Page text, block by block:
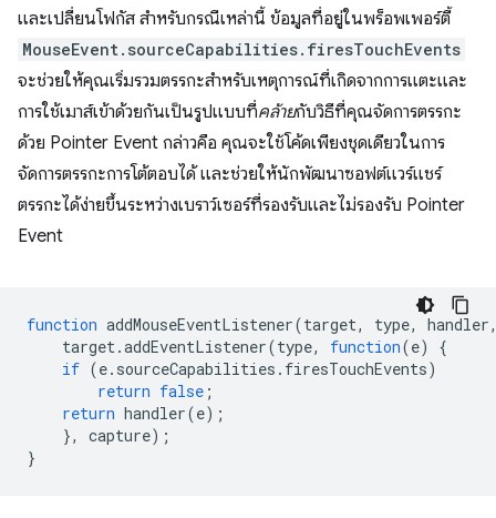
และเปลี่ยนโฟกัส สําหรับกรณีเหล่านี้ ข้อมูลที่อยู่ในพร็อพเพอร์ตี้
MouseEvent.sourceCapabilities.firesTouchEvents
จะช่วยให้คุณเริ่มรวมตรรกะสําหรับเหตุการณ์ที่เกิดจากการแตะและ
การใช้เมาส์เข้าด้วยกันเป็นรูปแบบที่คล้ายกับวิธีที่คุณจัดการตรรกะ
ด้วย Pointer Event กล่าวคือ คุณจะใช้โค้ดเพียงชุดเดียวในการ
จัดการตรรกะการโต้ตอบได้ และช่วยให้นักพัฒนาซอฟต์แวร์แชร์
ตรรกะได้ง่ายขึ้นระหว่างเบราว์เซอร์ที่รองรับและไม่รองรับ Pointer
Event
function addMouseEventListener(target, type, handler
target.addEventListener(type, function(e)
{
if (e. sourceCapabilities . firesTouchEvents)
return false ;
return handler(e);
},
capture);
}